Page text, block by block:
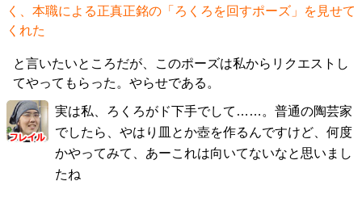
く、本職による正真正銘の「ろくろを回すポーズ」を見せて
くれた
と言いたいところだが、このポーズは私からリクエストし
てやってもらった。やらせである。
実は私、ろくろがド下手でして……。普通の陶芸家
でしたら、やはり皿とか壺を作るんですけど、何度
かやってみて、あーこれは向いてないなと思いまし
たね